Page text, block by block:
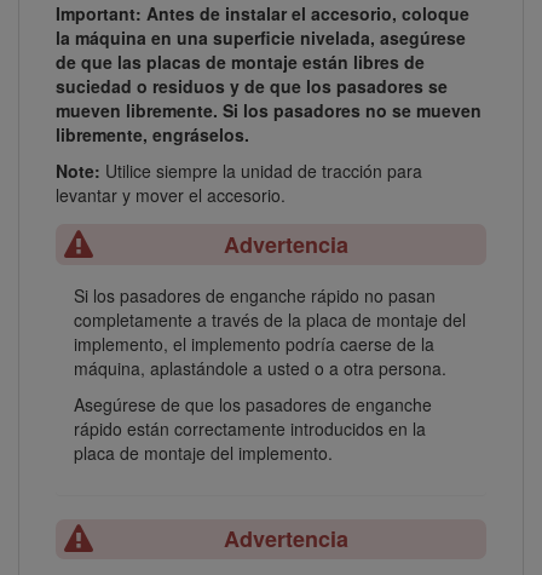
Important: Antes de instalar el accesorio, coloque
la máquina en una superficie nivelada, asegúrese
de que las placas de montaje están libres de
suciedad o residuos y de que los pasadores se
mueven libremente. Si los pasadores no se mueven
libremente, engráselos.
Note: Utilice siempre la unidad de tracción para
levantar y mover el accesorio.
Advertencia
Si los pasadores de enganche rápido no pasan
completamente a través de la placa de montaje del
implemento, el implemento podría caerse de la
máquina, aplastándole a usted o a otra persona.
Asegúrese de que los pasadores de enganche
rápido están correctamente introducidos en la
placa de montaje del implemento.
Advertencia